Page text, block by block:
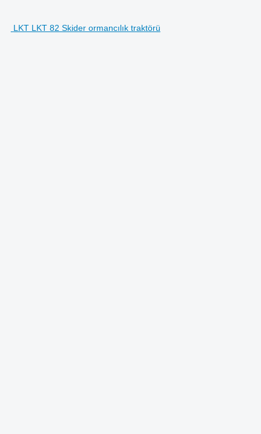
LKT LKT 82 Skider ormancılık traktörü